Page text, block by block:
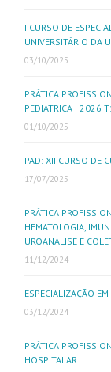
I CURSO DE
UNIVERSITÁRIO DA
03/10/2025
PRÁTICA
PEDIÁTRICA | 2026
01/10/2025
PAD: XII CURSO DE
17/07/2025
PRÁTICA
HEMATOLOGIA,
UROANÁLISE E
11/12/2024
ESPECIALIZAÇÃO
03/12/2024
PRÁTICA
HOSPITALAR